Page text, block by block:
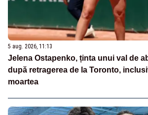
5 aug. 2026, 11:13
Jelena Ostapenko, ținta unui val de
după retragerea de la Toronto,
moartea